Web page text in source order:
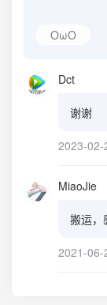
OωO
Dct
谢谢
2023-02-
MiaoJie
搬运，
2021-06-